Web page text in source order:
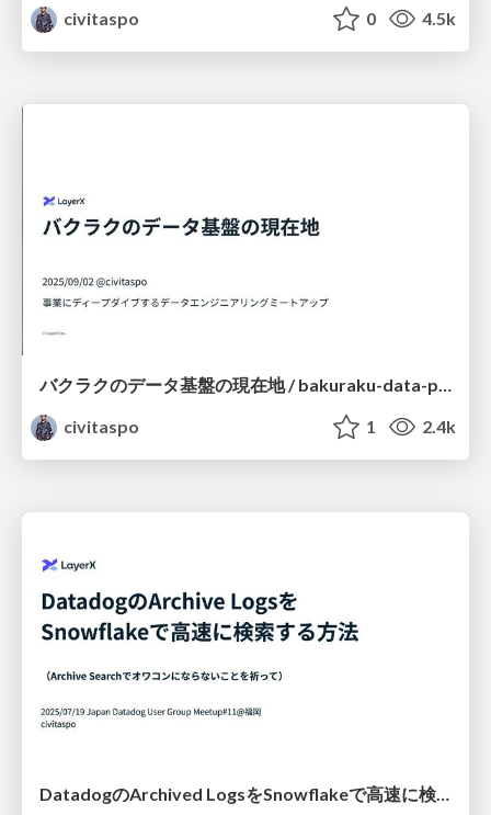
civitaspo 0 4.5k
バクラクのデータ基盤の現在地 / bakuraku-data-platform-202509
civitaspo
1 2.4k